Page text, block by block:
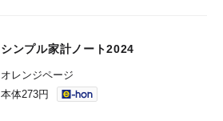
シンプル家計ノート2024
オレンジページ
本体273円